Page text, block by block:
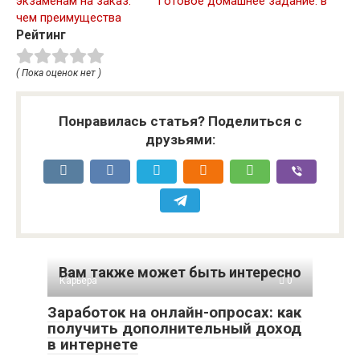
чем преимущества
Рейтинг
( Пока оценок нет )
Понравилась статья? Поделиться с
друзьями:
Вам также может быть интересно
Карьера 0
Заработок на онлайн-опросах: как
получить дополнительный доход
в интернете